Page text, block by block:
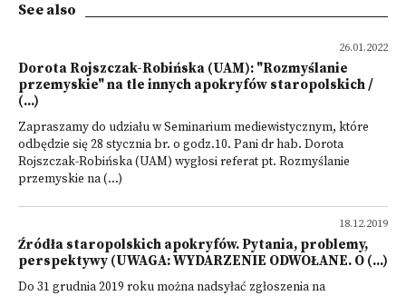
See also
26.01.2022
Dorota Rojszczak-Robińska (UAM): "Rozmyślanie
przemyskie" na tle innych apokryfów staropolskich /
(...)
Zapraszamy do udziału w Seminarium mediewistycznym, które
odbędzie się 28 stycznia br. o godz.10. Pani dr hab. Dorota
Rojszczak-Robińska (UAM) wygłosi referat pt. Rozmyślanie
przemyskie na (...)
18.12.2019
Źródła staropolskich apokryfów. Pytania, problemy,
perspektywy (UWAGA: WYDARZENIE ODWOŁANE. O (...)
Do 31 grudnia 2019 roku można nadsyłać zgłoszenia na